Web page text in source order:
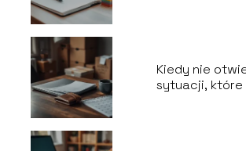
Kiedy nie
sytuacji, które